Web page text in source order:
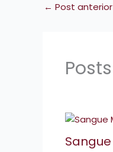
← Post anterior